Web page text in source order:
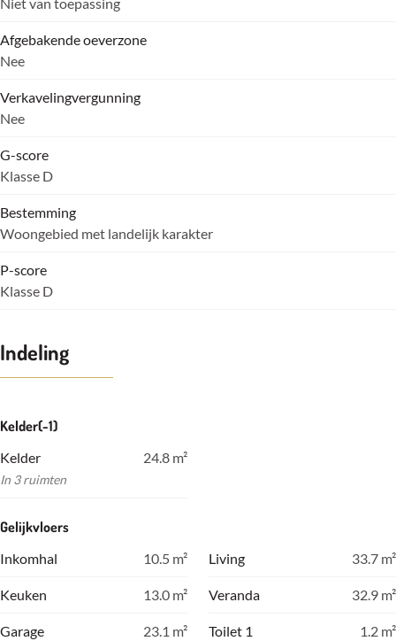
Niet van toepassing
Afgebakende oeverzone
Nee
Verkavelingvergunning
Nee
G-score
Klasse D
Bestemming
Woongebied met landelijk karakter
P-score
Klasse D
Indeling
Kelder(-1)
Kelder 24.8 m²
In 3 ruimten
Gelijkvloers
Inkomhal 10.5 m² Living 33.7 m²
Keuken 13.0 m² Veranda 32.9 m²
Garage 23.1 m² Toilet 1 1.2 m²